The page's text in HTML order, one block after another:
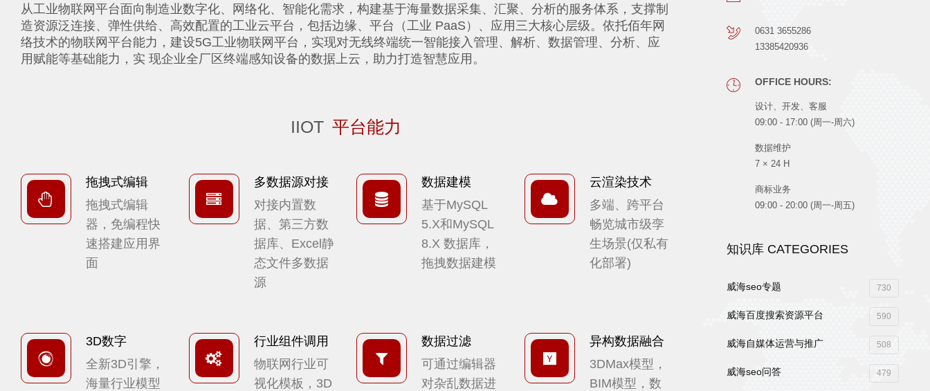
从工业物联网平台面向制造业数字化、网络化、智能化需求，构建基于海量数据采集、汇聚、分析的服务体系，支撑制
造资源泛连接、弹性供给、高效配置的工业云平台，包括边缘、平台（工业 PaaS）、应用三大核心层级。依托佰年网
络技术的物联网平台能力，建设5G工业物联网平台，实现对无线终端统一智能接入管理、解析、数据管理、分析、应
用赋能等基础能力，实 现企业全厂区终端感知设备的数据上云，助力打造智慧应用。
IIOT 平台能力
拖拽式编辑
拖拽式编辑
器，免编程快
速搭建应用界
面
多数据源对接
对接内置数
据、第三方数
据库、Excel静
态文件多数据
源
数据建模
基于MySQL
5.X和MySQL
8.X 数据库，
拖拽数据建模
云渲染技术
多端、跨平台
畅览城市级孪
生场景(仅私有
化部署)
3D数字
全新3D引擎，
海量行业模型
行业组件调用
物联网行业可
视化模板，3D
数据过滤
可通过编辑器
对杂乱数据进
异构数据融合
3DMax模型，
BIM模型，数
0631 3655286
13385420936
OFFICE HOURS:
设计、开发、客服
09:00 - 17:00 (周一-周六)
数据维护
7 × 24 H
商标业务
09:00 - 20:00 (周一-周五)
知识库 CATEGORIES
威海seo专题 730
威海百度搜索资源平台 590
威海自媒体运营与推广 508
威海seo问答 479